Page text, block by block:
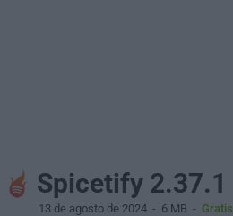
Spicetify 2.37.1
13 de agosto de 2024 - 6 MB - Gratis